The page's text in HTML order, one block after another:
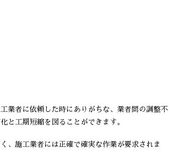
業者に依頼した時にありがちな、業者間の調整不
と工期短縮を図ることができます。
、施工業者には正確で確実な作業が要求されま